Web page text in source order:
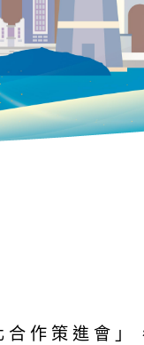
作策進會」